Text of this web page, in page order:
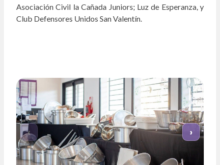
Asociación Civil la Cañada Juniors; Luz de Esperanza, y
Club Defensores Unidos San Valentín.
‹ ›